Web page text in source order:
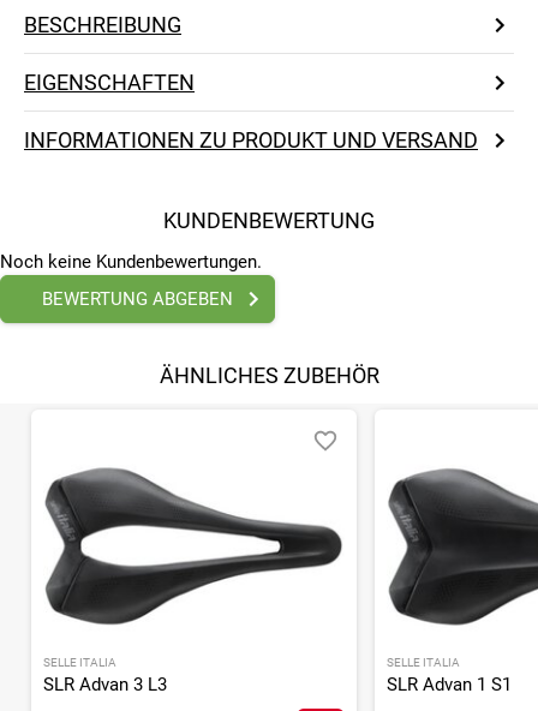
BESCHREIBUNG
EIGENSCHAFTEN
INFORMATIONEN ZU PRODUKT UND VERSAND
KUNDENBEWERTUNG
Noch keine Kundenbewertungen.
BEWERTUNG ABGEBEN
ÄHNLICHES ZUBEHÖR
SELLE ITALIA
SLR Advan 3 L3
SELLE ITALIA
SLR Advan 1 S1